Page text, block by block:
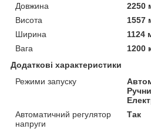
Довжина
2250
Висота
1557
Ширина
1124
Вага
1200
Додаткові характеристики
Режими запуску
Автоматичний регулятор
напруги
Так